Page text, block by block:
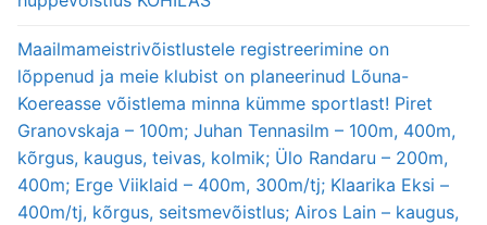
Maailmameistrivõistlustele registreerimine on
lõppenud ja meie klubist on planeerinud Lõuna-
Koereasse võistlema minna kümme sportlast! Piret
Granovskaja – 100m; Juhan Tennasilm – 100m, 400m,
kõrgus, kaugus, teivas, kolmik; Ülo Randaru – 200m,
400m; Erge Viiklaid – 400m, 300m/tj; Klaarika Eksi –
400m/tj, kõrgus, seitsmevõistlus; Airos Lain – kaugus,